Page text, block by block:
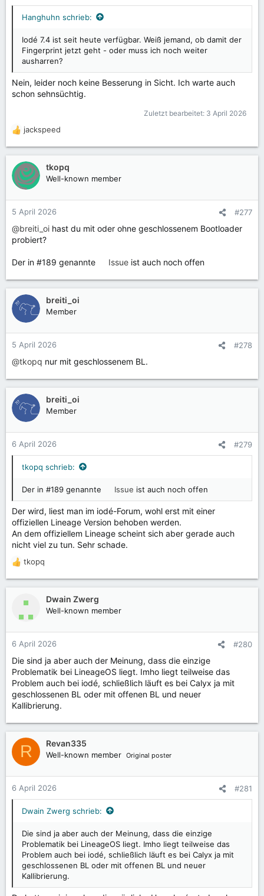
Hanghuhn schrieb:
Iodé 7.4 ist seit heute verfügbar. Weiß jemand, ob damit der
Fingerprint jetzt geht - oder muss ich noch weiter
ausharren?
Nein, leider noch keine Besserung in Sicht. Ich warte auch
schon sehnsüchtig.
Zuletzt bearbeitet: 3 April 2026
R
a
k
t
n
n
:
jackspeed
tkopq
Well-known member
5 April 2026 #277
@breiti_oi hast du mit oder ohne geschlossenem Bootloader
probiert?
Der in #189 genannte Issue ist auch noch offen
breiti_oi
Member
5 April 2026 #278
@tkopq nur mit geschlossenem BL.
breiti_oi
Member
6 April 2026 #279
tkopq schrieb:
Der in #189 genannte Issue ist auch noch offen
Der wird, liest man im iodé-Forum, wohl erst mit einer
offiziellen Lineage Version behoben werden.
An dem offiziellem Lineage scheint sich aber gerade auch
nicht viel zu tun. Sehr schade.
R
a
n
n
:
tkopq
Dwain Zwerg
Well-known member
6 April 2026 #280
Die sind ja aber auch der Meinung, dass die einzige
Problematik bei LineageOS liegt. Imho liegt teilweise das
Problem auch bei iodé, schließlich läuft es bei Calyx ja mit
geschlossenen BL oder mit offenen BL und neuer
Kallibrierung.
R Revan335
Well-known member Original poster
6 April 2026 #281
Dwain Zwerg schrieb:
Die sind ja aber auch der Meinung, dass die einzige
Problematik bei LineageOS liegt. Imho liegt teilweise das
Problem auch bei iodé, schließlich läuft es bei Calyx ja mit
geschlossenen BL oder mit offenen BL und neuer
Kallibrierung.